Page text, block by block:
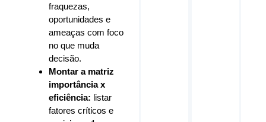
fraquezas,
oportunidades e
ameaças com foco
no que muda
decisão.
Montar a matriz
importância x
eficiência: listar
fatores críticos e